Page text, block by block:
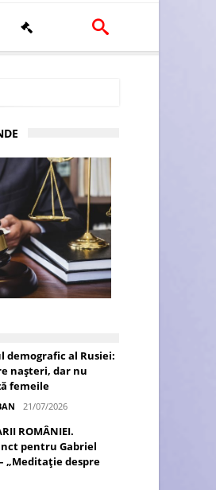
în U.E.
demografic al Rusiei:
nașteri, dar nu
femeile
21/07/2026
ROMÂNIEI.
pentru Gabriel
„Meditație despre